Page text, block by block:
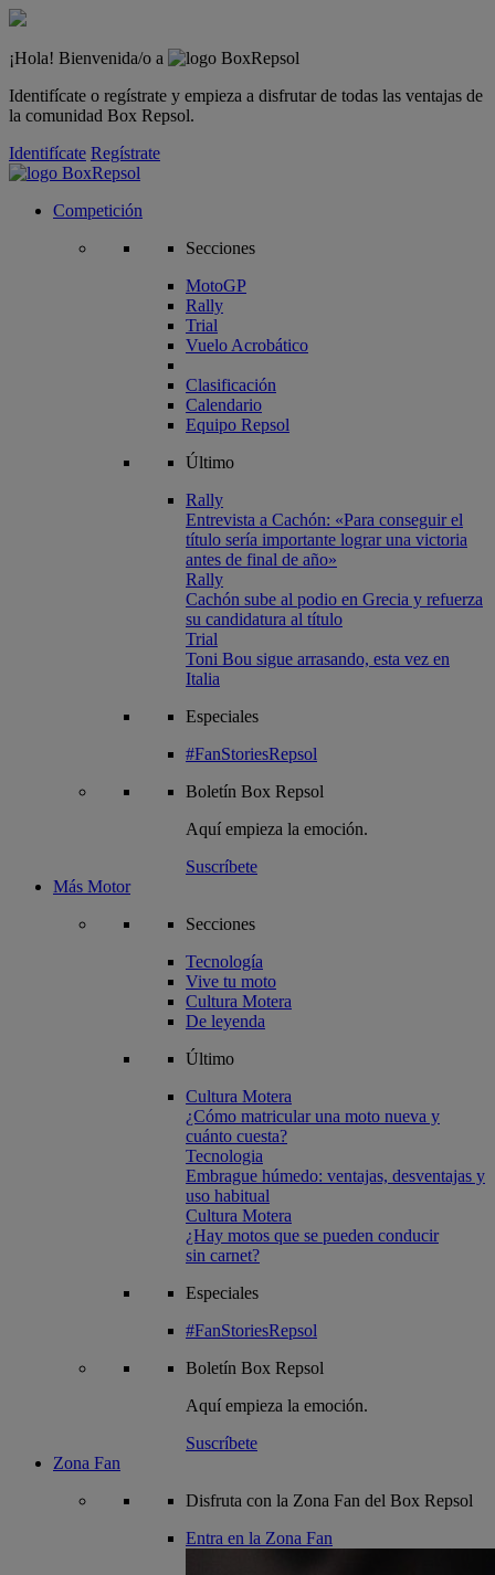
¡Hola! Bienvenida/o a
Identifícate o regístrate y empieza a disfrutar de todas las ventajas de
la comunidad Box Repsol.
Identifícate Regístrate
Competición
Secciones
MotoGP
Rally
Trial
Vuelo Acrobático
Clasificación
Calendario
Equipo Repsol
Último
Rally
Entrevista a Cachón: «Para conseguir el
título sería importante lograr una victoria
antes de final de año»
Rally
Cachón sube al podio en Grecia y refuerza
su candidatura al título
Trial
Toni Bou sigue arrasando, esta vez en
Italia
Especiales
#FanStoriesRepsol
Boletín Box Repsol
Aquí empieza la emoción.
Suscríbete
Más Motor
Secciones
Tecnología
Vive tu moto
Cultura Motera
De leyenda
Último
Cultura Motera
¿Cómo matricular una moto nueva y
cuánto cuesta?
Tecnologia
Embrague húmedo: ventajas, desventajas y
uso habitual
Cultura Motera
¿Hay motos que se pueden conducir
sin carnet?
Especiales
#FanStoriesRepsol
Boletín Box Repsol
Aquí empieza la emoción.
Suscríbete
Zona Fan
Disfruta con la Zona Fan del Box Repsol
Entra en la Zona Fan